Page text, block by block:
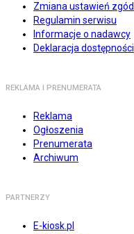
Zmiana ustawień zgód
Regulamin serwisu
Informacje o nadawcy
Deklaracja dostępności
REKLAMA I PRENUMERATA
Reklama
Ogłoszenia
Prenumerata
Archiwum
PARTNERZY
E-kiosk.pl